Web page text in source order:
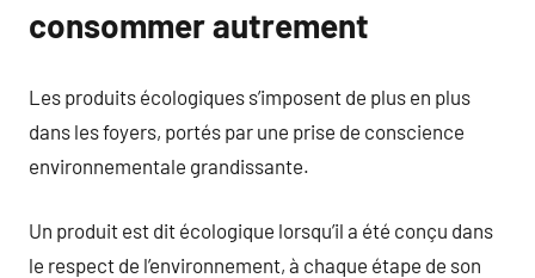
consommer autrement
Les produits écologiques s’imposent de plus en plus
dans les foyers, portés par une prise de conscience
environnementale grandissante.
Un produit est dit écologique lorsqu’il a été conçu dans
le respect de l’environnement, à chaque étape de son